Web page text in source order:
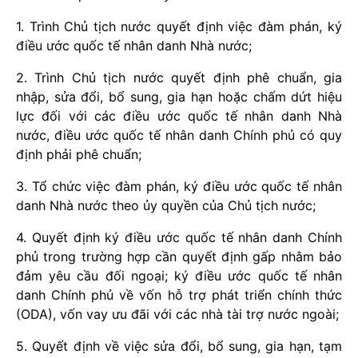
1. Trình Chủ tịch nước quyết định việc đàm phán, ký
điều ước quốc tế nhân danh Nhà nước;
2. Trình Chủ tịch nước quyết định phê chuẩn, gia
nhập, sửa đổi, bổ sung, gia hạn hoặc chấm dứt hiệu
lực đối với các điều ước quốc tế nhân danh Nhà
nước, điều ước quốc tế nhân danh Chính phủ có quy
định phải phê chuẩn;
3. Tổ chức việc đàm phán, ký điều ước quốc tế nhân
danh Nhà nước theo ủy quyền của Chủ tịch nước;
4. Quyết định ký điều ước quốc tế nhân danh Chính
phủ trong trường hợp cần quyết định gấp nhằm bảo
đảm yêu cầu đối ngoại; ký điều ước quốc tếnhân
danh Chính phủ về vốn hỗ trợ phát triển chính thức
(ODA), vốn vay ưu đãi với các nhà tài trợ nước ngoài;
5. Quyết định về việc sửa đổi, bổ sung, gia hạn, tạm